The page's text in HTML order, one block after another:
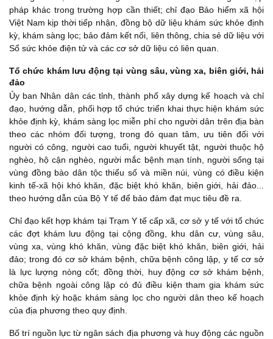
pháp khác trong trường hợp cần thiết; chỉ đạo Bảo hiểm xã hội
Việt Nam kịp thời tiếp nhận, đồng bộ dữ liệu khám sức khỏe định
kỳ, khám sàng lọc; bảo đảm kết nối, liên thông, chia sẻ dữ liệu với
Sổ sức khỏe điện tử và các cơ sở dữ liệu có liên quan.
Tổ chức khám lưu động tại vùng sâu, vùng xa, biên giới, hải
đảo
Ủy ban Nhân dân các tỉnh, thành phố xây dựng kế hoạch và chỉ
đạo, hướng dẫn, phối hợp tổ chức triển khai thực hiện khám sức
khỏe định kỳ, khám sàng lọc miễn phí cho người dân trên địa bàn
theo các nhóm đối tượng, trong đó quan tâm, ưu tiên đối với
người có công, người cao tuổi, người khuyết tật, người thuộc hộ
nghèo, hộ cận nghèo, người mắc bệnh mạn tính, người sống tại
vùng đồng bào dân tộc thiểu số và miền núi, vùng có điều kiện
kinh tế-xã hội khó khăn, đặc biệt khó khăn, biên giới, hải đảo...
theo hướng dẫn của Bộ Y tế để bảo đảm đạt mục tiêu đề ra.
Chỉ đạo kết hợp khám tại Trạm Y tế cấp xã, cơ sở y tế với tổ chức
các đợt khám lưu động tại cộng đồng, khu dân cư, vùng sâu,
vùng xa, vùng khó khăn, vùng đặc biệt khó khăn, biên giới, hải
đảo; trong đó cơ sở khám bệnh, chữa bệnh công lập, y tế cơ sở
là lực lượng nòng cốt; đồng thời, huy động cơ sở khám bệnh,
chữa bệnh ngoài công lập có đủ điều kiện tham gia khám sức
khỏe định kỳ hoặc khám sàng lọc cho người dân theo kế hoạch
của địa phương theo quy định.
Bố trí nguồn lực từ ngân sách địa phương và huy động các nguồn